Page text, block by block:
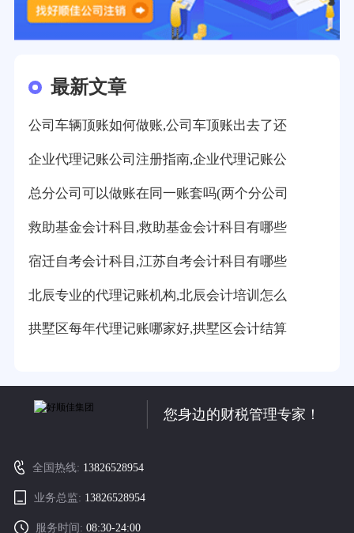
最新文章
公司车辆顶账如何做账,公司车顶账出去了还
企业代理记账公司注册指南,企业代理记账公
总分公司可以做账在同一账套吗(两个分公司
救助基金会计科目,救助基金会计科目有哪些
宿迁自考会计科目,江苏自考会计科目有哪些
北辰专业的代理记账机构,北辰会计培训怎么
拱墅区每年代理记账哪家好,拱墅区会计结算
您身边的财税管理专家！
全国热线: 13826528954
业务总监: 13826528954
服务时间:08:30-24:00